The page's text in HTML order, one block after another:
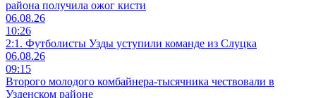
района получила ожог кисти
06.08.26
10:26
2:1. Футболисты Узды уступили команде из Слуцка
06.08.26
09:15
Второго молодого комбайнера-тысячника чествовали в
Узденском районе